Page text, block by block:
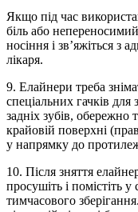
Якщо під час
біль або
носіння і зв’яжіться з
лікаря.
9. Елайнери треба
спеціальних гачків
задніх зубів, обережно
крайовій поверхні
у напрямку до
10. Після зняття
просушіть і помістіть
тимчасового